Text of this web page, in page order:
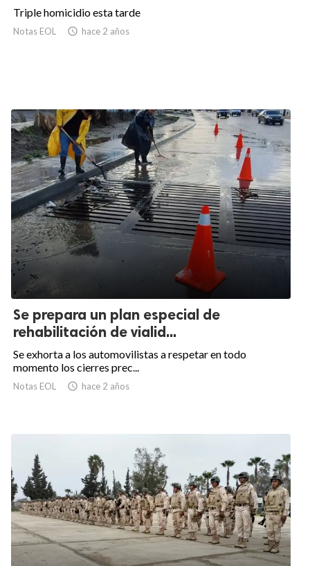
Triple homicidio esta tarde
Notas EOL  hace 2 años
Se prepara un plan especial de
rehabilitación de vialid...
Se exhorta a los automovilistas a respetar en todo
momento los cierres prec...
Notas EOL  hace 2 años